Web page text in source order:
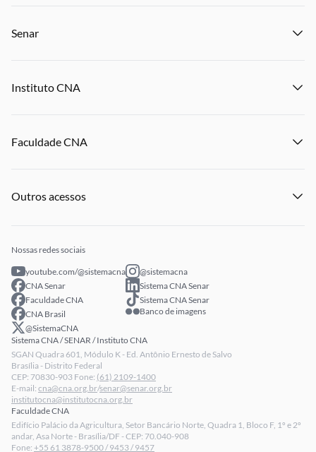
Senar
Instituto CNA
Faculdade CNA
Outros acessos
Política de Privacidade
LGPD - Lei Geral de Proteção de Dados
Relatórios de Transparência Salarial da CNA
Nossas redes sociais
youtube.com/@sistemacna
CNA Senar
Faculdade CNA
CNA Brasil
@SistemaCNA
@sistemacna
Sistema CNA Senar
Sistema CNA Senar
Banco de imagens
Sistema CNA / SENAR / Instituto CNA
SGAN Quadra 601, Módulo K - Ed. Antônio Ernesto de Salvo
Brasília - Distrito Federal
CEP: 70830-903 Fone: (61) 2109-1400
E-mail: cna@cna.org.br/senar@senar.org.br
institutocna@institutocna.org.br
Faculdade CNA
Edifício Palácio da Agricultura, Setor Bancário Norte, Quadra 1, Bloco F, 1º e 2º
andar, Asa Norte - Brasília/DF - CEP: 70.040-908
Fone: +55 61 3878-9500 / 9453 / 9457